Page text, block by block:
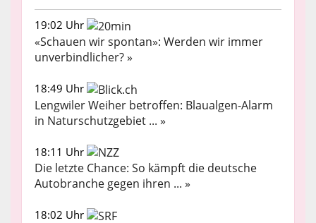
19:02 Uhr
«Schauen wir spontan»: Werden wir immer
unverbindlicher? »
18:49 Uhr
Lengwiler Weiher betroffen: Blaualgen-Alarm
in Naturschutzgebiet ... »
18:11 Uhr
Die letzte Chance: So kämpft die deutsche
Autobranche gegen ihren ... »
18:02 Uhr